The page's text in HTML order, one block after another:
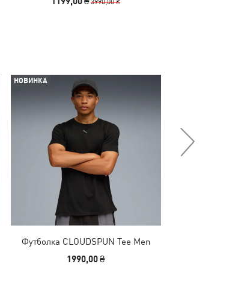
НОВИНКА
Футболка CLOUDSPUN Tee Men
1990,00 ₴